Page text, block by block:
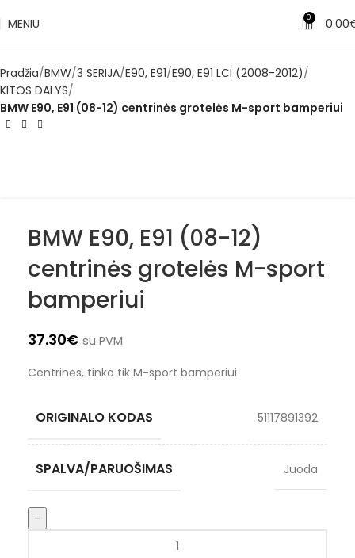
MENIU 0 0.00
Pradžia BMW 3 SERIJA E90, E91 E90, E91 LCI (2008-2012)
KITOS DALYS
BMW E90, E91 (08-12) centrinės grotelės M-sport bamperiui
BMW E90, E91 (08-12)
centrinės grotelės M-sport
bamperiui
37.30€ su PVM
Centrinės, tinka tik M-sport bamperiui
ORIGINALO KODAS 51117891392
SPALVA/PARUOŠIMAS Juoda
✔